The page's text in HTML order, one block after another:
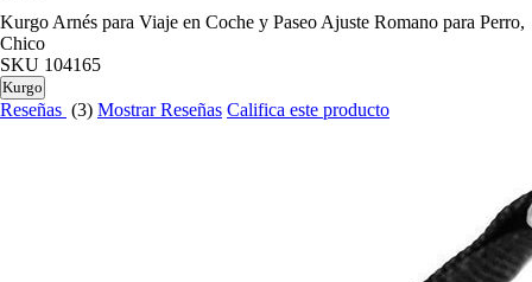
Kurgo Arnés para Viaje en Coche y Paseo Ajuste Romano para Perro,
Chico
SKU 104165
Kurgo
Reseñas (3) Mostrar Reseñas Califica este producto